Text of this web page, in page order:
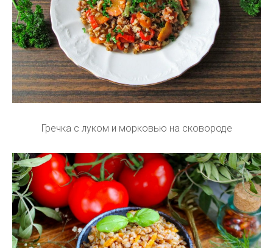
Гречка с луком и морковью на сковороде